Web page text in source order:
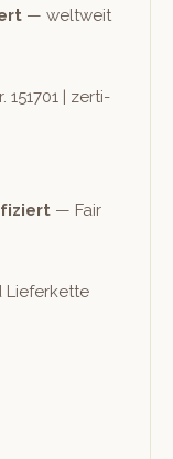
— weltweit
151701 | zer­ti­
— Fair
Lieferkette